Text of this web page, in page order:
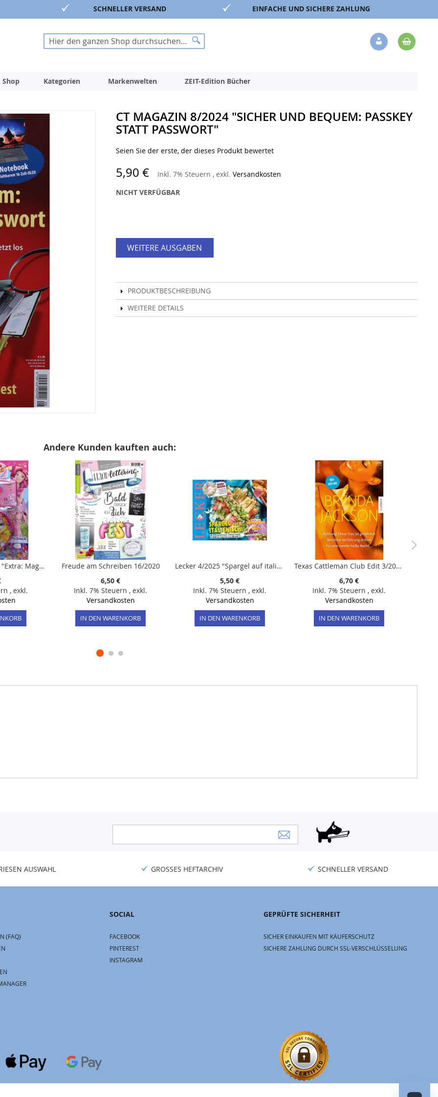
SCHNELLER VERSAND EINFACHE UND SICHERE ZAHLUNG
Suche
Suche
Veränderung
Shop Kategorien Markenwelten ZEIT-Edition Bücher
CT MAGAZIN 8/2024 "SICHER UND BEQUEM: PASSKEY
STATT PASSWORT"
Seien Sie der erste, der dieses Produkt bewertet
5,90 € Inkl. 7% Steuern , exkl. Versandkosten
NICHT VERFÜGBAR
WEITERE AUSGABEN
PRODUKTBESCHREIBUNG
WEITERE DETAILS
Andere Kunden kauften auch:
Mia and me 8/2025 "Extra: Magischer Tresor mit 2 Schlüsselketten"
, exkl.
Freude am Schreiben 16/2020
6,50 €
Inkl. 7% Steuern , exkl.
Versandkosten
IN DEN WARENKORB
Lecker 4/2025 "Spargel auf italienisch!"
5,50 €
Inkl. 7% Steuern , exkl.
Versandkosten
IN DEN WARENKORB
Texas Cattleman Club Edit 3/2025 "Achtung! Diese Frau ist gefährlich. Sinnliche Verführung in Rom. Für eine zweite heiße Nacht ..."
6,70 €
Inkl. 7% Steuern , exkl.
Versandkosten
IN DEN WARENKORB
Newsletter:
AUSWAHL GROSSES HEFTARCHIV SCHNELLER VERSAND
(FAQ)
SOCIAL
FACEBOOK
PINTEREST
INSTAGRAM
GEPRÜFTE SICHERHEIT
SICHER EINKAUFEN MIT KÄUFERSCHUTZ
SICHERE ZAHLUNG DURCH SSL-VERSCHLÜSSELUNG